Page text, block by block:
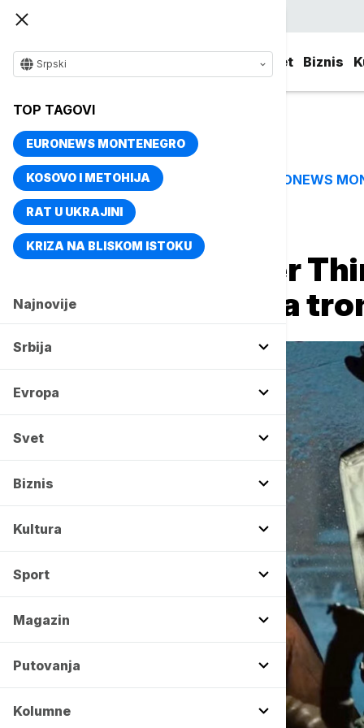
Svet Biznis
Srpski
TOP TAGOVI
EURONEWS MONTENEGRO
KOSOVO I METOHIJA
RAT U UKRAJINI
KRIZA NA BLISKOM ISTOKU
Najnovije
Srbija
Evropa
Svet
Biznis
Kultura
Sport
Magazin
Putovanja
Kolumne
TOP TAGOVI EURONEWS
Naslovna Kultura
Serija "Stranger
preti da skine sa